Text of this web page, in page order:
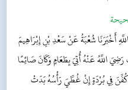
أَخْبَرَنَا شُعْبَةُ عَنْ سَعْدِ بْنِ إِبْرَاهِيمَ
اللَّهُ عَنْهُ أُتِيَ بِطَعَامٍ وَكَانَ صَائِمًا
فِي بُرْدَةٍ إِنْ غُطِّيَ رَأْسُهُ بَدَتْ